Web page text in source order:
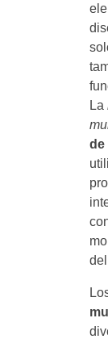
La
de